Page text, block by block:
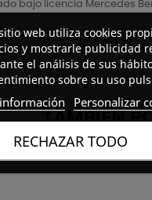
bajo licencia Mercedes
TAMBIÉN
web utiliza cookies
y mostrarle publicidad
el análisis de sus
sobre su uso
Personalizar
RECHAZAR TODO